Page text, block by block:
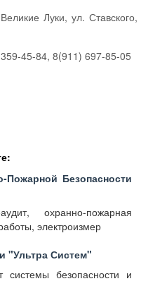
Луки, ул. Ставского,
45-84, 8(911) 697-85-05
Безопасности
охранно-пожарная
электроизмер
"Ультра Систем"
безопасности и